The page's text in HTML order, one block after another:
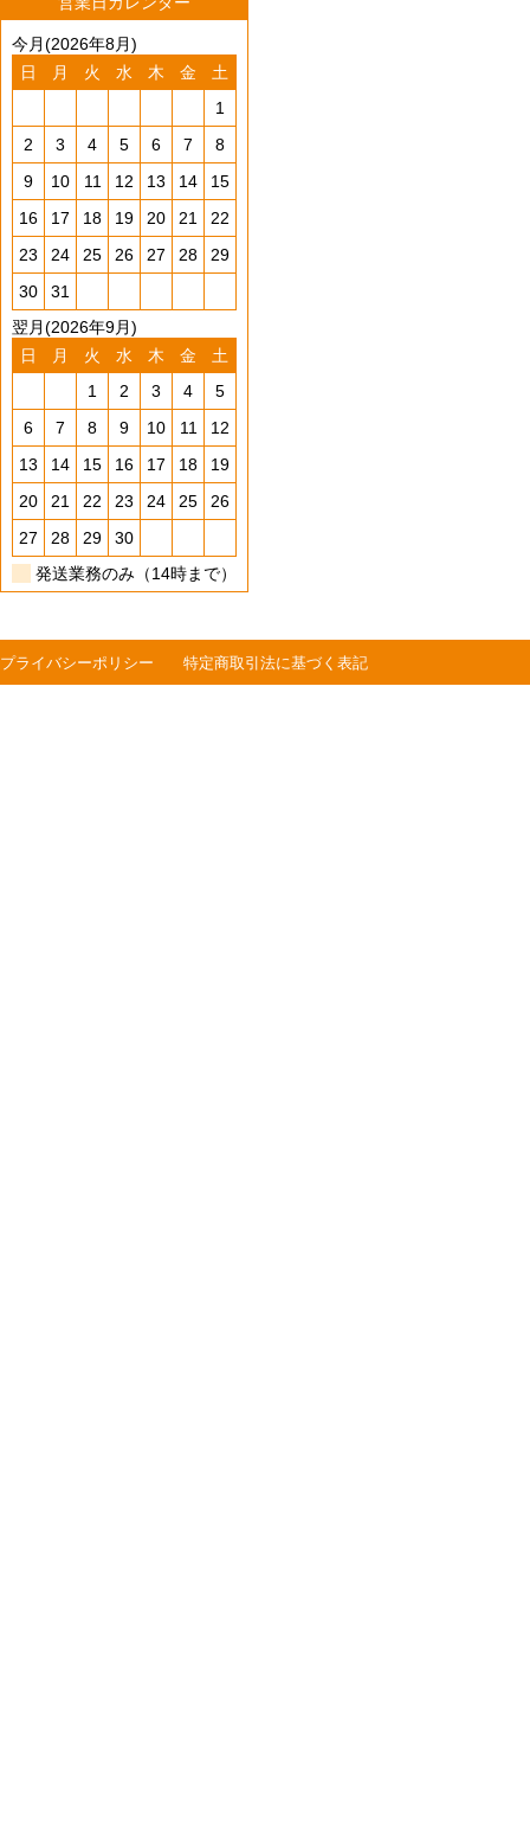
今月(2026年8月)
日
月 火 水 木 金
土
1
2
3 4 5 6 7
8
9
10 11 12 13 14
15
16
17 18 19 20 21
22
23
24 25 26 27 28
29
30
31
翌月(2026年9月)
日
月 火 水 木 金
土
1
2 3 4
5
6
7 8 9 10 11
12
13
14 15 16 17 18
19
20
21 22 23 24 25
26
27
28 29
30
発送業務のみ（14時まで）
プライバシーポリシー 特定商取引法に基づく表記